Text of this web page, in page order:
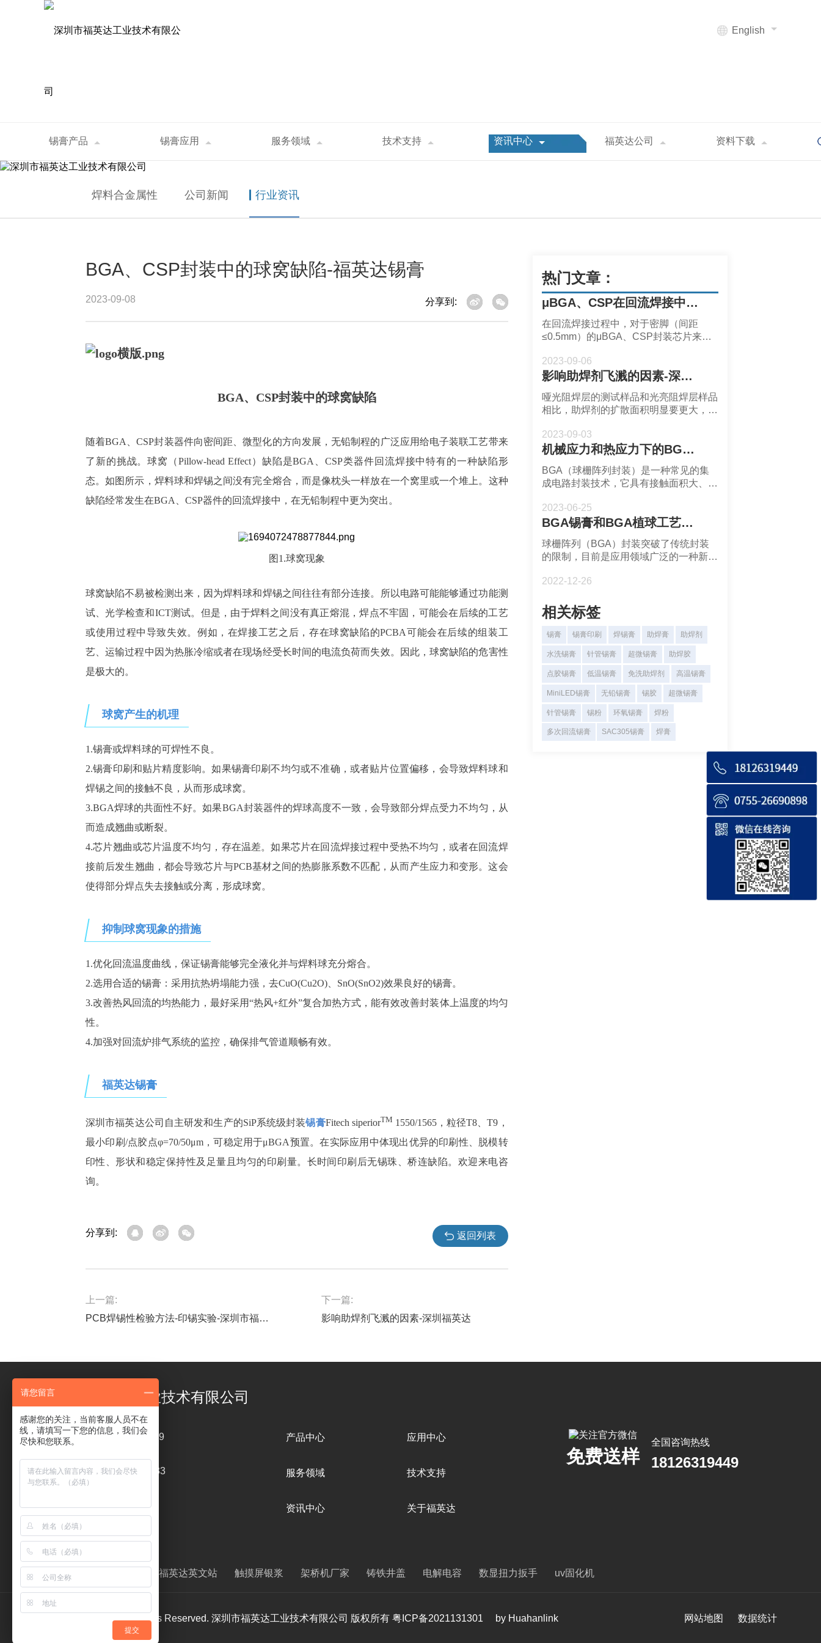
English
锡膏产品 锡膏应用 服务领域 技术支持 资讯中心 福英达公司 资料下载
资讯中心
首页 >行业资讯 BGA、CSP封装中的球窝缺陷-福英达锡膏
焊料合金属性 公司新闻 行业资讯
BGA、CSP封装中的球窝缺陷-福英达锡膏
2023-09-08 分享到:
BGA、CSP封装中的球窝缺陷
随着BGA、CSP封装器件向密间距、微型化的方向发展，无铅制程的广泛应用给电子装联工艺带来
了新的挑战。球窝（Pillow-head Effect）缺陷是BGA、CSP类器件回流焊接中特有的一种缺陷形
态。如图所示，焊料球和焊锡之间没有完全熔合，而是像枕头一样放在一个窝里或一个堆上。这种
缺陷经常发生在BGA、CSP器件的回流焊接中，在无铅制程中更为突出。
图1.球窝现象
球窝缺陷不易被检测出来，因为焊料球和焊锡之间往往有部分连接。所以电路可能能够通过功能测
试、光学检查和ICT测试。但是，由于焊料之间没有真正熔混，焊点不牢固，可能会在后续的工艺
或使用过程中导致失效。例如，在焊接工艺之后，存在球窝缺陷的PCBA可能会在后续的组装工
艺、运输过程中因为热胀冷缩或者在现场经受长时间的电流负荷而失效。因此，球窝缺陷的危害性
是极大的。
球窝产生的机理
1.锡膏或焊料球的可焊性不良。
2.锡膏印刷和贴片精度影响。如果锡膏印刷不均匀或不准确，或者贴片位置偏移，会导致焊料球和
焊锡之间的接触不良，从而形成球窝。
3.BGA焊球的共面性不好。如果BGA封装器件的焊球高度不一致，会导致部分焊点受力不均匀，从
而造成翘曲或断裂。
4.芯片翘曲或芯片温度不均匀，存在温差。如果芯片在回流焊接过程中受热不均匀，或者在回流焊
接前后发生翘曲，都会导致芯片与PCB基材之间的热膨胀系数不匹配，从而产生应力和变形。这会
使得部分焊点失去接触或分离，形成球窝。
抑制球窝现象的措施
1.优化回流温度曲线 ，保证锡膏能够完全液化并与焊料球充分熔合。
2.选用合适的锡膏：采用抗热坍塌能力强，去CuO(Cu2O)、SnO(SnO2)效果良好的锡膏。
3.改善热风回流的均热能力，最好采用“热风+红外”复合加热方式，能有效改善封装体上温度的均匀
性。
4.加强对回流炉排气系统的监控，确保排气管道顺畅有效。
福英达锡膏
深圳市福英达公司自主研发和生产的SiP系统级封装锡膏Fitech siperiorTM 1550/1565，粒径T8、T9，
最小印刷/点胶点φ=70/50μm，可稳定用于μBGA预置。在实际应用中体现出优异的印刷性、脱模转
印性、形状和稳定保持性及足量且均匀的印刷量。长时间印刷后无锡珠、桥连缺陷。欢迎来电咨
询。
分享到: 返回列表
上一篇:
PCB焊锡性检验方法-印锡实验-深圳市福英达
下一篇:
影响助焊剂飞溅的因素-深圳福英达
热门文章：
μBGA、CSP在回流焊接中冷焊率较高的原因-深圳市福英达
在回流焊接过程中，对于密脚（间距
≤0.5mm）的μBGA、CSP封装芯片来
焊点部位传递困难，存在冷焊发生率较高
的风险。
2023-09-06
影响助焊剂飞溅的因素-深圳福英达
哑光阻焊层的测试样品和光亮阻焊层样品
相比，助焊剂的扩散面积明显要更大，这
度较高的表面上，溅射产生的区域更大，
溅射出现的频率更高。
2023-09-03
机械应力和热应力下的BGA焊点可靠性-深圳市福英达
BGA（球栅阵列封装）是一种常见的集
成电路封装技术，它具有接触面积大、信
位于器件底部，不易检测和维修，而且由
于BGA功能高度集成，焊点容易受到机
2023-06-25
BGA锡膏和BGA植球工艺类型-深圳市福英达
球栅阵列（BGA）封装突破了传统封装
的限制，目前是应用领域广泛的一种新封
球，印刷植球，手工植球和移印植球。
2022-12-26
相关标签
锡膏 锡膏印刷 焊锡膏 助焊膏 助焊剂
水洗锡膏 针管锡膏 超微锡膏 助焊胶
点胶锡膏 低温锡膏 免洗助焊剂 高温锡膏
MiniLED锡膏 无铅锡膏 锡胶 超微锡膏
针管锡膏 锡粉 环氧锡膏 焊粉
多次回流锡膏 SAC305锡膏 焊膏
深圳市福英达工业技术有限公司
电话 ： 18126319449
传真 : 0755-26820233
liping@szfitech.com
产品中心 应用中心
服务领域 技术支持
资讯中心 关于福英达
全国咨询热线
18126319449
免费送样
友情链接 ： 福英达英文站 触摸屏银浆 架桥机厂家 铸铁井盖 电解电容 数显扭力扳手 uv固化机
Copyright ©2019 All Rights Reserved. 深圳市福英达工业技术有限公司 版权所有 粤ICP备2021131301 by Huahanlink 网站地图 数据统计
请您留言
感谢您的关注，当前客服人员不在
线，请填写一下您的信息，我们会
尽快和您联系。
提交